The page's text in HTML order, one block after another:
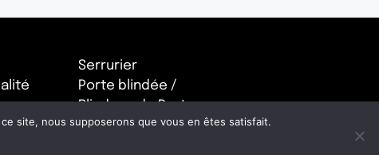
Serrurier
Porte blindée /
Blindage de Porte
Porte anti squat
site, nous supposerons que vous en êtes satisfait.